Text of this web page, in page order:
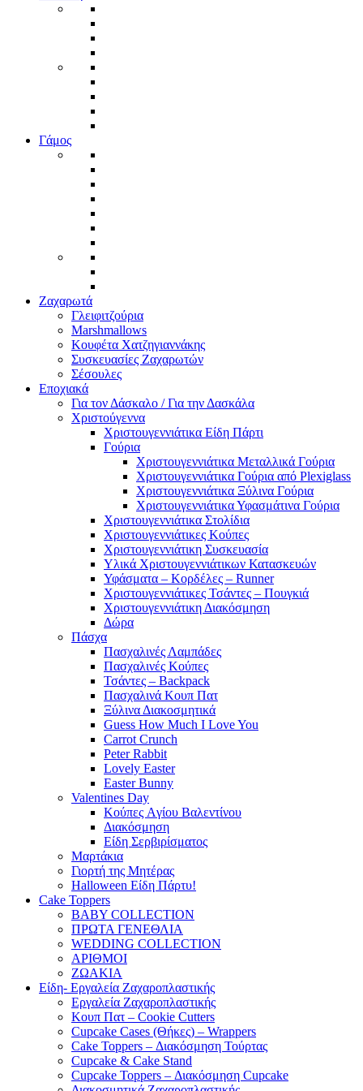
Γάμος
Ζαχαρωτά
Γλειφιτζούρια
Marshmallows
Κουφέτα Χατζηγιαννάκης
Συσκευασίες Ζαχαρωτών
Σέσουλες
Εποχιακά
Για τον Δάσκαλο / Για την Δασκάλα
Χριστούγεννα
Χριστουγεννιάτικα Είδη Πάρτι
Γούρια
Χριστουγεννιάτικα Μεταλλικά Γούρια
Χριστουγεννιάτικα Γούρια από Plexiglass
Χριστουγεννιάτικα Ξύλινα Γούρια
Χριστουγεννιάτικα Υφασμάτινα Γούρια
Χριστουγεννιάτικα Στολίδια
Χριστουγεννιάτικες Κούπες
Χριστουγεννιάτικη Συσκευασία
Υλικά Χριστουγεννιάτικων Κατασκευών
Υφάσματα – Κορδέλες – Runner
Χριστουγεννιάτικες Τσάντες – Πουγκιά
Χριστουγεννιάτικη Διακόσμηση
Δώρα
Πάσχα
Πασχαλινές Λαμπάδες
Πασχαλινές Κούπες
Τσάντες – Backpack
Πασχαλινά Κουπ Πατ
Ξύλινα Διακοσμητικά
Guess How Much I Love You
Carrot Crunch
Peter Rabbit
Lovely Easter
Easter Bunny
Valentines Day
Κούπες Aγίου Βαλεντίνου
Διακόσμηση
Είδη Σερβιρίσματος
Μαρτάκια
Γιορτή της Μητέρας
Halloween Είδη Πάρτυ!
Cake Toppers
BABY COLLECTION
ΠΡΩΤΑ ΓΕΝΕΘΛΙΑ
WEDDING COLLECTION
ΑΡΙΘΜΟΙ
ΖΩΑΚΙΑ
Είδη- Εργαλεία Ζαχαροπλαστικής
Εργαλεία Ζαχαροπλαστικής
Κουπ Πατ – Cookie Cutters
Cupcake Cases (Θήκες) – Wrappers
Cake Toppers – Διακόσμηση Τούρτας
Cupcake & Cake Stand
Cupcake Toppers – Διακόσμηση Cupcake